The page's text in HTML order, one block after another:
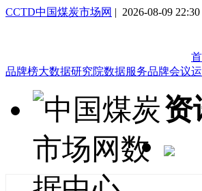
CCTD中国煤炭市场网 | 2026-08-09
品牌榜大数据研究院数据服务品牌会议
资